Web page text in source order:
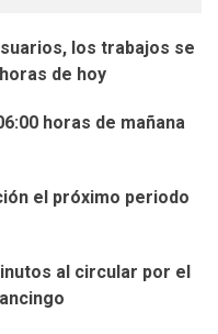
los trabajos se
de hoy
horas de mañana
el próximo periodo
al circular por el